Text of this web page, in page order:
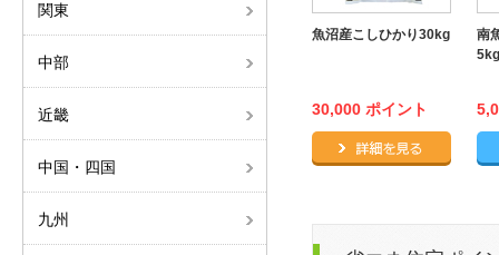
魚沼産こしひかり30kg
30,000 ポイント
南
5kg
関東
中部
近畿
中国・四国
九州